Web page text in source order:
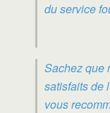
du service
Sachez que
satisfaits de
vous